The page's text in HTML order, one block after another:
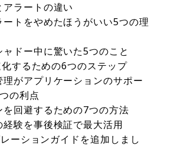
ラートの違い
ートをやめたほうがいい5つの理
ドー中に驚いた5つのこと
するための6つのステップ
がアプリケーションのサポー
の利点
を回避するための7つの方法
験を事後検証で最大活用
ーションガイドを追加しまし